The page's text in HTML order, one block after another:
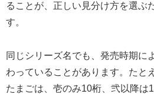
ることが、正しい見分け方を選ぶ
す。
同じシリーズ名でも、発売時期に
わっていることがあります。たと
たまごは、壱のみ10桁、弐以降は